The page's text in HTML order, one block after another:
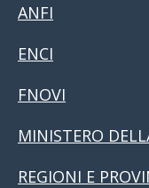
ANFI
ENCI
FNOVI
MINISTERO
REGIONI E